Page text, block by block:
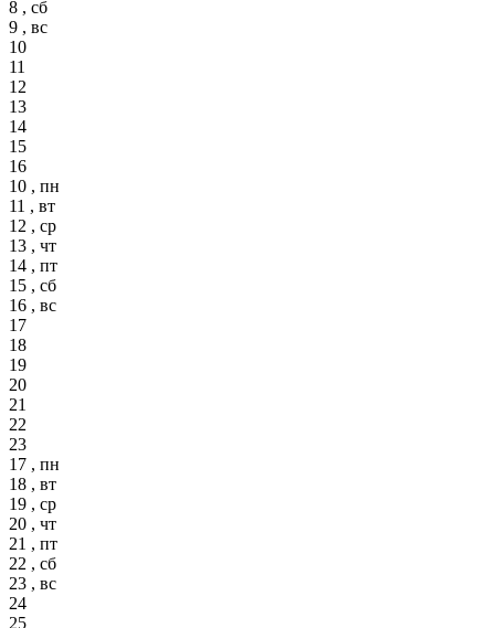
8 , сб
9 , вс
10
11
12
13
14
15
16
10 , пн
11 , вт
12 , ср
13 , чт
14 , пт
15 , сб
16 , вс
17
18
19
20
21
22
23
17 , пн
18 , вт
19 , ср
20 , чт
21 , пт
22 , сб
23 , вс
24
25